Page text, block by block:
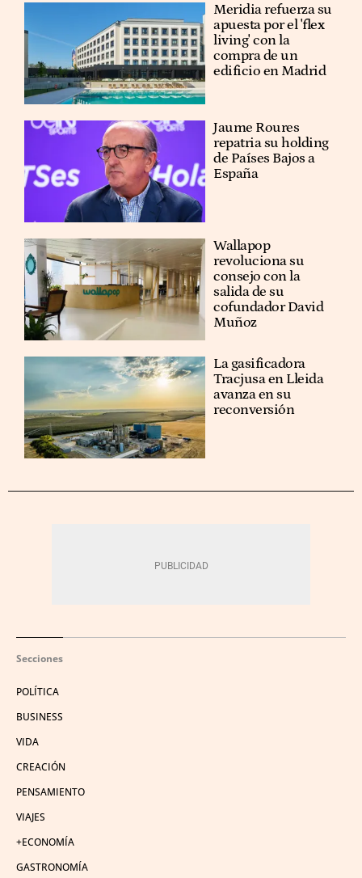
Meridia refuerza su
apuesta por el 'flex
living' con la
compra de un
edificio en Madrid
Jaume Roures
repatria su holding
de Países Bajos a
España
Wallapop
revoluciona su
consejo con la
salida de su
cofundador David
Muñoz
La gasificadora
Tracjusa en Lleida
avanza en su
reconversión
Secciones
POLÍTICA
BUSINESS
VIDA
CREACIÓN
PENSAMIENTO
VIAJES
+ECONOMÍA
GASTRONOMÍA